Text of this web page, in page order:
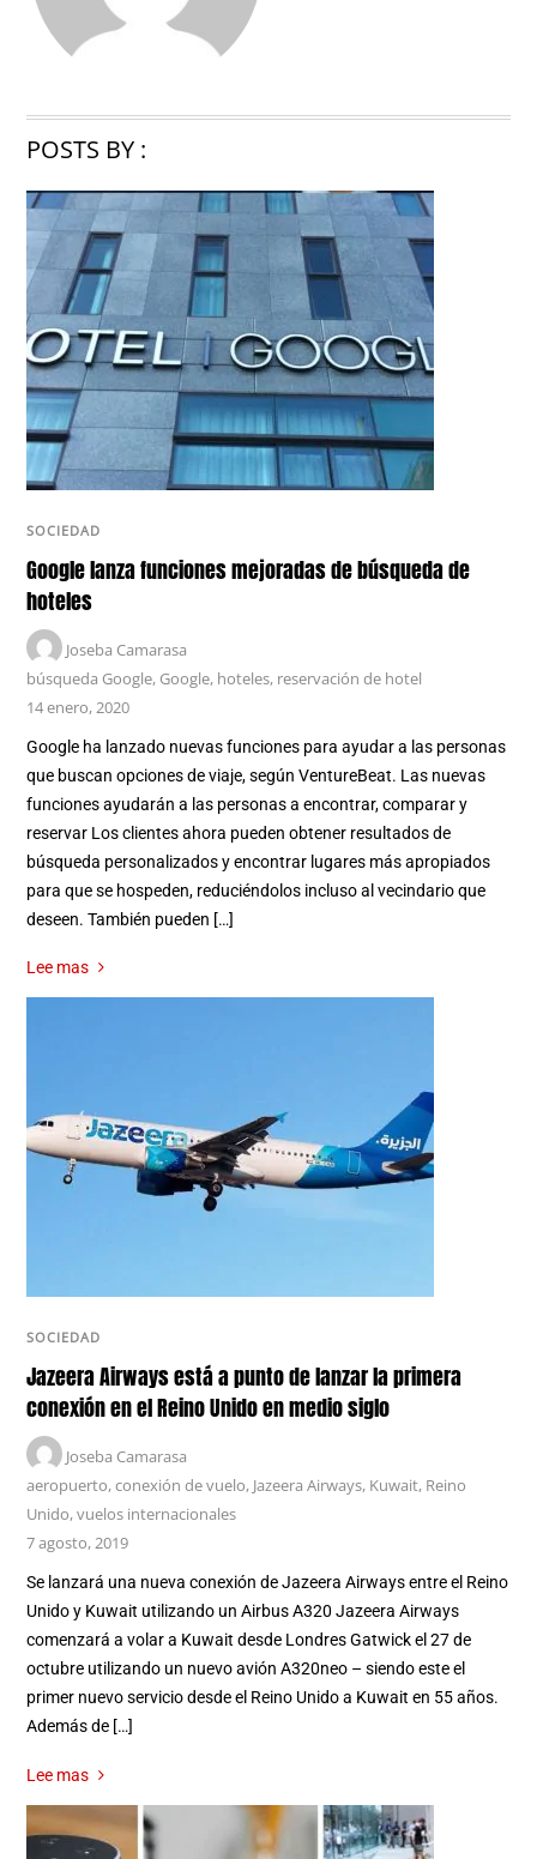
POSTS BY :
SOCIEDAD
Google lanza funciones mejoradas de búsqueda de
hoteles
Joseba Camarasa
búsqueda Google, Google, hoteles, reservación de hotel
14 enero, 2020
Google ha lanzado nuevas funciones para ayudar a las personas
que buscan opciones de viaje, según VentureBeat. Las nuevas
funciones ayudarán a las personas a encontrar, comparar y
reservar Los clientes ahora pueden obtener resultados de
búsqueda personalizados y encontrar lugares más apropiados
para que se hospeden, reduciéndolos incluso al vecindario que
deseen. También pueden […]
Lee mas
SOCIEDAD
Jazeera Airways está a punto de lanzar la primera
conexión en el Reino Unido en medio siglo
Joseba Camarasa
aeropuerto,conexión de vuelo, Jazeera Airways, Kuwait, Reino
Unido,vuelos internacionales
7 agosto, 2019
Se lanzará una nueva conexión de Jazeera Airways entre el Reino
Unido y Kuwait utilizando un Airbus A320 Jazeera Airways
comenzará a volar a Kuwait desde Londres Gatwick el 27 de
octubre utilizando un nuevo avión A320neo – siendo este el
primer nuevo servicio desde el Reino Unido a Kuwait en 55 años.
Además de […]
Lee mas